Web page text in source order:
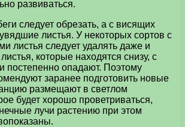
развиваться.
следует обрезать, а с висящих
листья. У некоторых сортов с
листья следует удалять даже и
которые находятся снизу, с
постепенно опадают. Поэтому
заранее подготовить новые
размещают в светлом
будет хорошо проветриваться,
лучи растению при этом